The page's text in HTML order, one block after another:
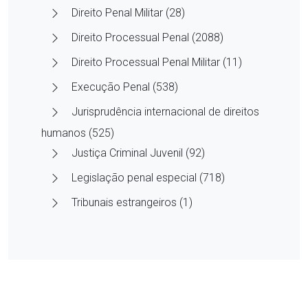
Direito Penal Militar (28)
Direito Processual Penal (2088)
Direito Processual Penal Militar (11)
Execução Penal (538)
Jurisprudência internacional de direitos
humanos (525)
Justiça Criminal Juvenil (92)
Legislação penal especial (718)
Tribunais estrangeiros (1)